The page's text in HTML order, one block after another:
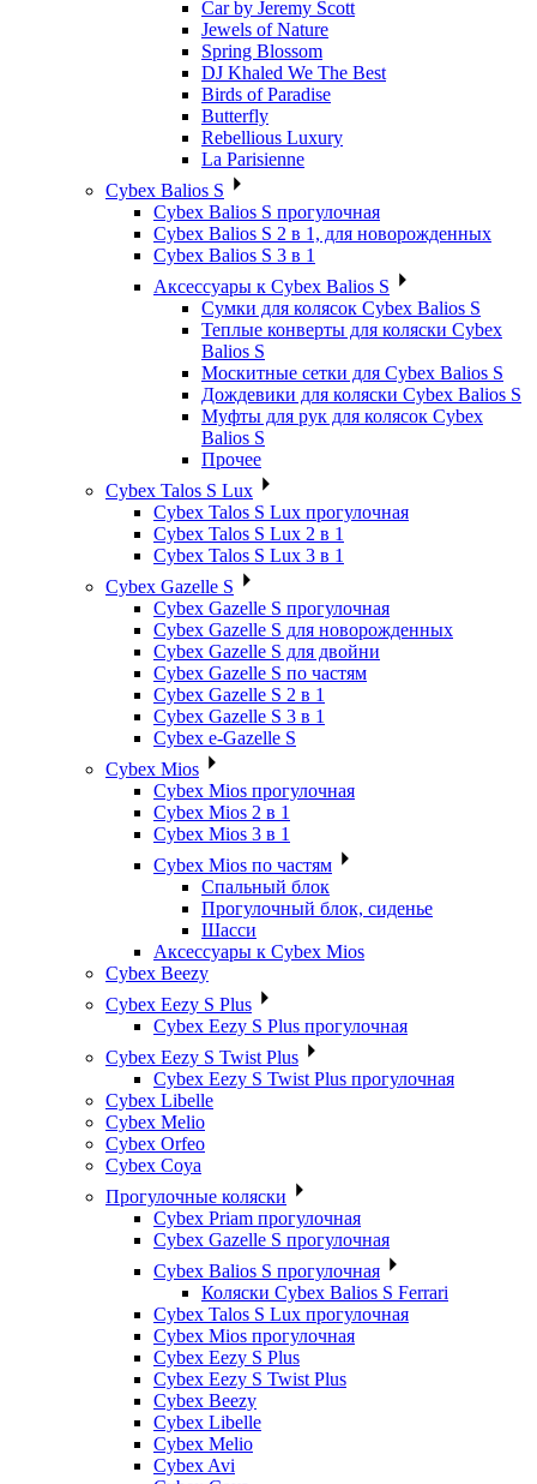
Car by Jeremy Scott
Jewels of Nature
Spring Blossom
DJ Khaled We The Best
Birds of Paradise
Butterfly
Rebellious Luxury
La Parisienne
Cybex Balios S
Cybex Balios S прогулочная
Cybex Balios S 2 в 1, для новорожденных
Cybex Balios S 3 в 1
Аксессуары к Cybex Balios S
Сумки для колясок Cybex Balios S
Теплые конверты для коляски Cybex
Balios S
Москитные сетки для Cybex Balios S
Дождевики для коляски Cybex Balios S
Муфты для рук для колясок Cybex
Balios S
Прочее
Cybex Talos S Lux
Cybex Talos S Lux прогулочная
Cybex Talos S Lux 2 в 1
Cybex Talos S Lux 3 в 1
Cybex Gazelle S
Cybex Gazelle S прогулочная
Cybex Gazelle S для новорожденных
Cybex Gazelle S для двойни
Cybex Gazelle S по частям
Cybex Gazelle S 2 в 1
Cybex Gazelle S 3 в 1
Cybex e-Gazelle S
Cybex Mios
Cybex Mios прогулочная
Cybex Mios 2 в 1
Cybex Mios 3 в 1
Cybex Mios по частям
Спальный блок
Прогулочный блок, сиденье
Шасси
Аксессуары к Cybex Mios
Cybex Beezy
Cybex Eezy S Plus
Cybex Eezy S Plus прогулочная
Cybex Eezy S Twist Plus
Cybex Eezy S Twist Plus прогулочная
Cybex Libelle
Cybex Melio
Cybex Orfeo
Cybex Coya
Прогулочные коляски
Cybex Priam прогулочная
Cybex Gazelle S прогулочная
Cybex Balios S прогулочная
Коляски Cybex Balios S Ferrari
Cybex Talos S Lux прогулочная
Cybex Mios прогулочная
Cybex Eezy S Plus
Cybex Eezy S Twist Plus
Cybex Beezy
Cybex Libelle
Cybex Melio
Cybex Avi